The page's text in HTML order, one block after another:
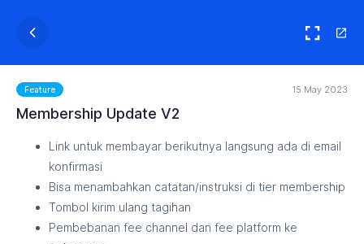
Feature 15 May 2023
Membership Update V2
Link untuk membayar berikutnya langsung ada di email
konfirmasi
Bisa menambahkan catatan/instruksi di tier membership
Tombol kirim ulang tagihan
Pembebanan fee channel dan fee platform ke